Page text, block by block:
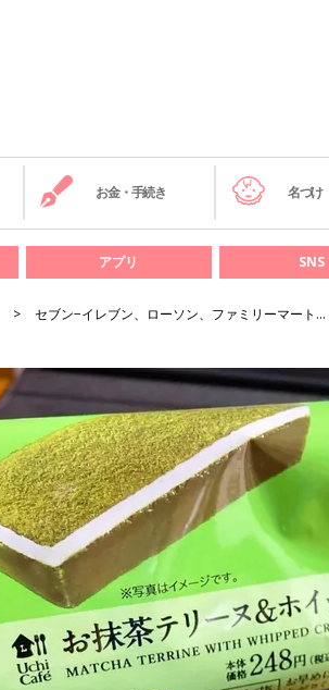
お金・手続き 名づけ
アプリ SNS
セブン−イレブン、ローソン、ファミリーマート